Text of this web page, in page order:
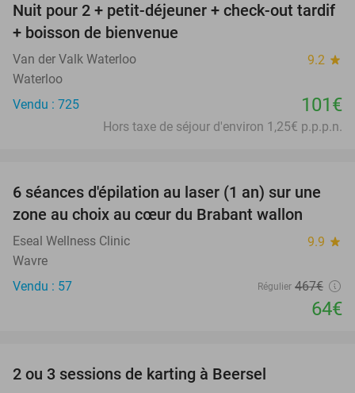
Nuit pour 2 + petit-déjeuner + check-out tardif
+ boisson de bienvenue
Van der Valk Waterloo 9.2 star
Waterloo
Vendu : 725
101€
Hors taxe de séjour d'environ 1,25€ p.p.p.n.
86%
6 séances d'épilation au laser (1 an) sur une
zone au choix au cœur du Brabant wallon
Eseal Wellness Clinic 9.9 star
Wavre
Vendu : 57
Régulier 467€
64€
2 ou 3 sessions de karting à Beersel